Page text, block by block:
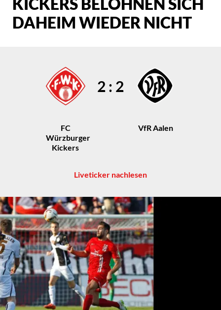
DAHEIM WIEDER NICHT
FC
Würzburger
Kickers
2 : 2
VfR Aalen
Liveticker nachlesen